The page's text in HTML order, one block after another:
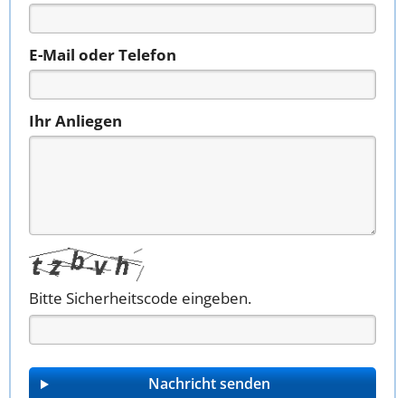
E-Mail oder Telefon
Ihr Anliegen
Bitte Sicherheitscode eingeben.